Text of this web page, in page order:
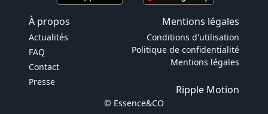
À propos Mentions légales
Actualités
FAQ
Contact
Presse
Conditions d'utilisation
Politique de confidentialité
Mentions légales
Ripple Motion
© Essence&CO